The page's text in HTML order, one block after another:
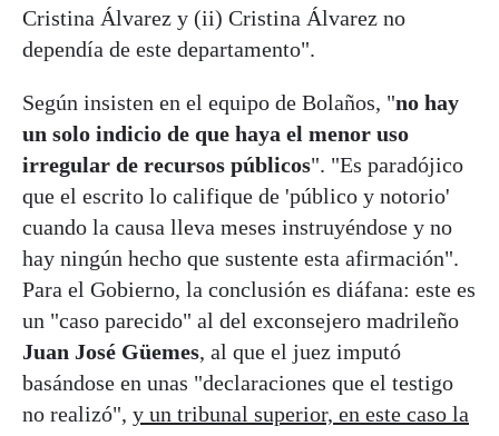
Cristina Álvarez y (ii) Cristina Álvarez no
dependía de este departamento".
Según insisten en el equipo de Bolaños, "no hay
un solo indicio de que haya el menor uso
irregular de recursos públicos". "Es paradójico
que el escrito lo califique de 'público y notorio'
cuando la causa lleva meses instruyéndose y no
hay ningún hecho que sustente esta afirmación".
Para el Gobierno, la conclusión es diáfana: este es
un "caso parecido" al del exconsejero madrileño
Juan José Güemes, al que el juez imputó
basándose en unas "declaraciones que el testigo
no realizó", y un tribunal superior, en este caso la